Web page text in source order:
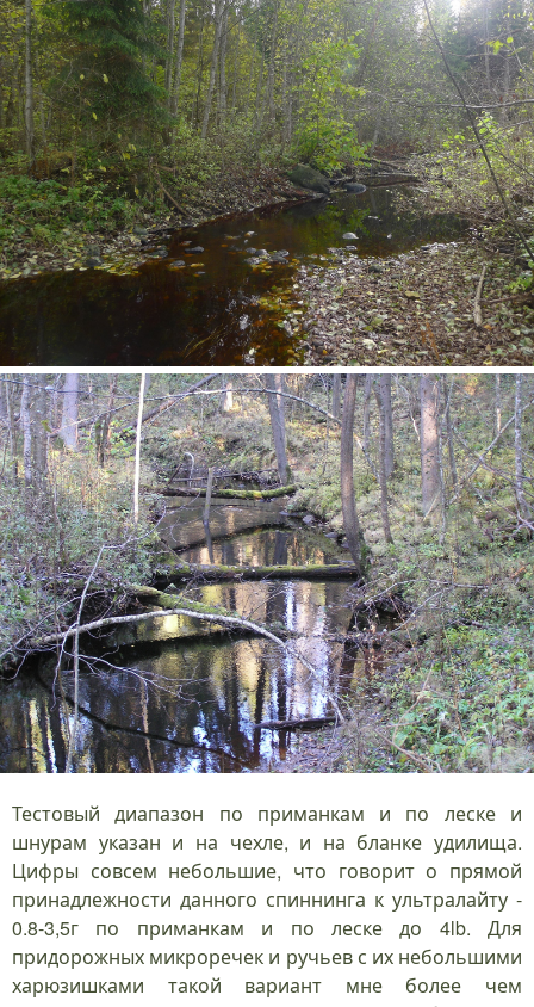
Тестовый диапазон по приманкам и по леске и
шнурам указан и на чехле, и на бланке удилища.
Цифры совсем небольшие, что говорит о прямой
принадлежности данного спиннинга к ультралайту -
0.8-3,5г по приманкам и по леске до 4lb. Для
придорожных микроречек и ручьев с их небольшими
харюзишками такой вариант мне более чем